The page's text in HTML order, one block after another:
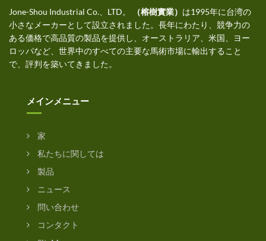
Jone-Shou Industrial Co.、LTD。 （榕樹實業） は1995年に台湾の
小さなメーカーとして設立されました。長年にわたり、競争力の
ある価格で高品質の製品を提供し、オーストラリア、米国、ヨー
ロッパなど、世界中のすべての主要な馬術市場に輸出すること
で、評判を築いてきました。
メインメニュー
家
私たちに関しては
製品
ニュース
問い合わせ
コンタクト